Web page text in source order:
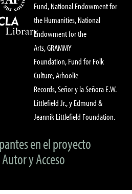
Fund, National Endowment for
the Humanities, National
Endowment for the
Arts, GRAMMY
Foundation, Fund for Folk
Culture, Arhoolie
Records, Señor y la Señora E.W.
Littlefield Jr., y Edmund &
Jeannik Littlefield Foundation.
en el proyecto
y Acceso